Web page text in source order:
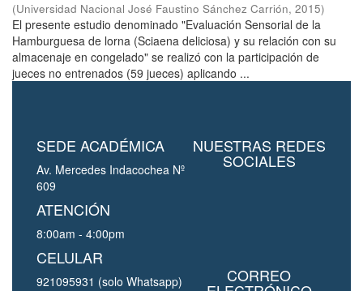
(Universidad Nacional José Faustino Sánchez Carrión, 2015)
El presente estudio denominado "Evaluación Sensorial de la
Hamburguesa de lorna (Sciaena deliciosa) y su relación con su
almacenaje en congelado" se realizó con la participación de
jueces no entrenados (59 jueces) aplicando ...
SEDE ACADÉMICA
Av. Mercedes Indacochea Nº
609
ATENCIÓN
8:00am - 4:00pm
CELULAR
921095931 (solo Whatsapp)
NUESTRAS REDES
SOCIALES
CORREO